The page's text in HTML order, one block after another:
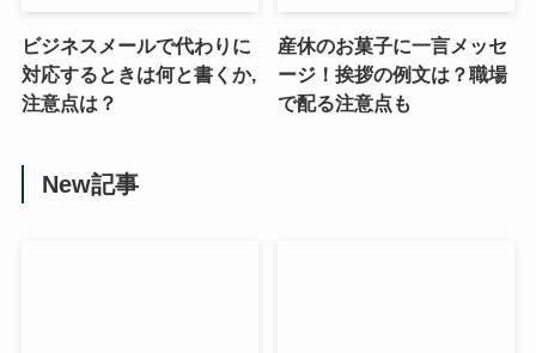
ビジネスメールで代わりに
対応するときは何と書くか,
注意点は？
産休のお菓子に一言メッセ
ージ！挨拶の例文は？職場
で配る注意点も
New記事